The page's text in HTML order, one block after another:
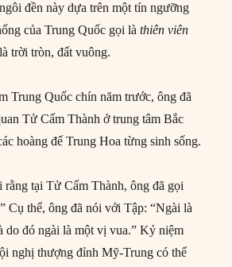
đền này dựa trên một tín ngưỡng
của Trung Quốc gọi làthiên viên
trời tròn, đất vuông.
Trung Quốc chín năm trước, ông đã
Tử Cấm Thành ở trung tâm Bắc
hoàng đế Trung Hoa từng sinh sống.
rằng tại Tử Cấm Thành, ông đã gọi
Cụ thể, ông đã nói với Tập: “Ngài là
do đó ngài là một vị vua.” Kỷ niệm
nghị thượng đỉnh Mỹ-Trung có thể